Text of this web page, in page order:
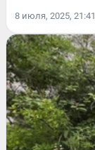
8 июля, 2025, 21:41